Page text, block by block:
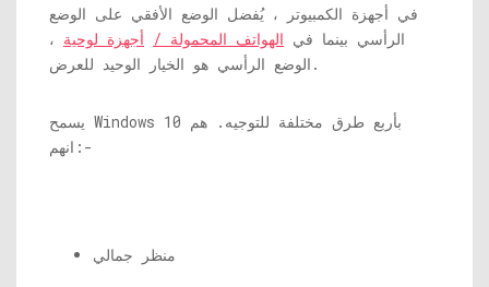
في أجهزة الكمبيوتر ، يُفضل الوضع الأفقي على الوضع
الرأسي بينما في الهواتف المحمولة / أجهزة لوحية ،
الوضع الرأسي هو الخيار الوحيد للعرض.
يسمح Windows 10 بأربع طرق مختلفة للتوجيه. هم
انهم:-
منظر جمالي